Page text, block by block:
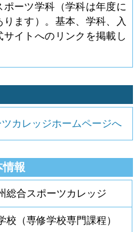
ーツ学科（学科は年度に
ます）。基本、学科、入
イトへのリンクを掲載し
カレッジホームページへ
報
総合スポーツカレッジ
（専修学校専門課程）